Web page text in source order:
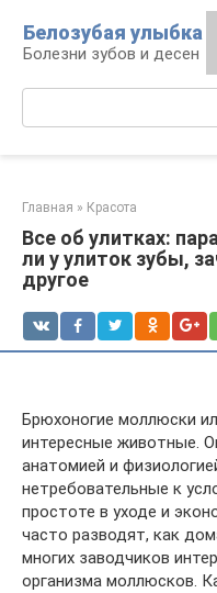
контенту
Белозубая улыбка
Болезни зубов и десен
Главная » Красота
Все об улитках:
ли у улиток зубы,
другое
Брюхоногие моллюски
интересные животные.
анатомией и
нетребовательные к
простоте в уходе и
часто разводят, как
многих заводчиков
организма моллюсков.